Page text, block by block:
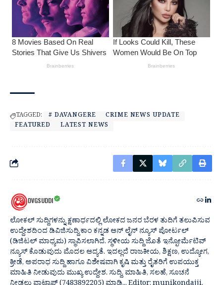
TAGGED: # DAVANGERE
CRIME NEWS UPDATE
FEATURED
LATEST NEWS
DVGSUDDI
ಲೋಕಲ್ ಸುದ್ದಿಗಳನ್ನು ಕ್ಷಣಾರ್ಧದಲ್ಲಿ ಲೋಕದ ಜನರ ಬೆರಳ ತುದಿಗೆ ತಲುಪಿಸುವ
ಉದ್ದೇಶದಿಂದ ಡಿವಿಜಿಸುದ್ದಿ.ಕಾಂ ಕನ್ನಡ ಆನ್ ಲೈನ್ ನ್ಯೂಸ್ ಪೋರ್ಟಲ್
(ಡಿಜಿಟಲ್ ಮಾಧ್ಯಮ) ಸ್ಥಾಪಿಸಲಾಗಿದೆ. ಸ್ಥಳೀಯ ಸುದ್ದಿ ಜೊತೆ ಇನ್ಫೋರ್ಮೆಟಿವ್
ನ್ಯೂಸ್ ಕೊಡುವುದು ಮೊದಲ ಆದ್ಯತೆ. ಇದಲ್ಲದೆ ರಾಜಕೀಯ, ಶಿಕ್ಷಣ, ಉದ್ಯೋಗ,
ಕ್ರೀಡೆ, ಅಪರಾಧ ಸುದ್ದಿ ಹಾಗೂ ವಿಶೇಷವಾಗಿ ಕೃಷಿ ಮತ್ತು ರೈತರಿಗೆ ಉಪಯುಕ್ತ
ಮಾಹಿತಿ ನೀಡುವುದು ಮುಖ್ಯ ಉದ್ದೇಶ. ಸುದ್ದಿ, ಮಾಹಿತಿ, ಸಲಹೆ, ಸೂಚನೆ